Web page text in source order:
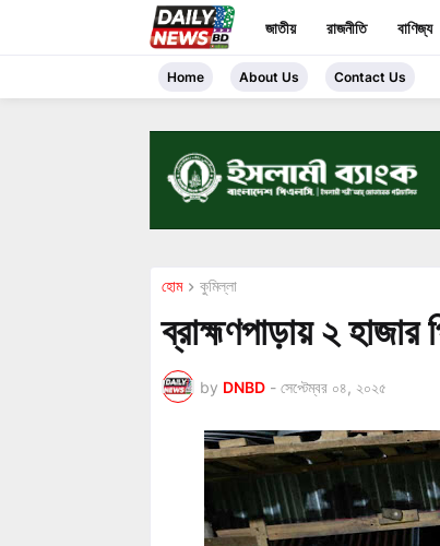
জাতীয় রাজনীতি বাণিজ্য
Home About Us Contact Us
হোম কুমিল্লা
ব্রাহ্মণপাড়ায় ২
by DNBD - সেপ্টেম্বর ০৪, ২০২৫